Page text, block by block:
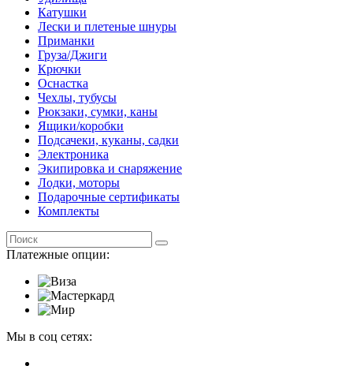
Катушки
Лески и плетеные шнуры
Приманки
Груза/Джиги
Крючки
Оснастка
Чехлы, тубусы
Рюкзаки, сумки, каны
Ящики/коробки
Подсачеки, куканы, садки
Электроника
Экипировка и снаряжение
Лодки, моторы
Подарочные сертификаты
Комплекты
Платежные опции:
Мы в соц сетях: